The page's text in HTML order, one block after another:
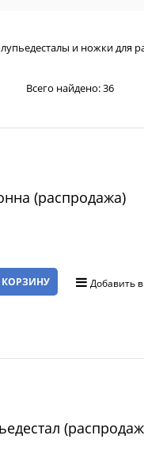
и ножки для
Всего найдено:36
(распродажа)
КОРЗИНУ Добавить